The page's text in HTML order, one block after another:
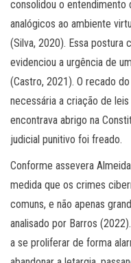
consolidou o entendimento
analógicos ao ambiente
(Silva, 2020). Essa postura
evidenciou a urgência de
(Castro, 2021). O recado
necessária a criação de
encontrava abrigo na
judicial punitivo foi freado.
Conforme assevera
medida que os crimes
comuns, e não apenas
analisado por Barros
a se proliferar de forma